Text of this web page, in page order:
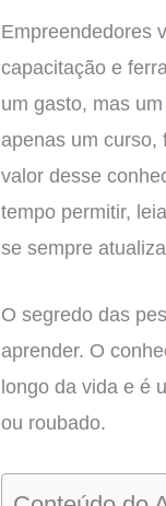
Empreendedores
capacitação e
um gasto, mas
apenas um curso,
valor desse
tempo permitir,
se sempre
O segredo das
aprender. O
longo da vida e é
ou roubado.